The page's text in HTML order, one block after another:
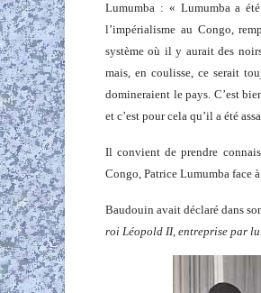
Lumumba : « Lumumba a
l’impérialisme au Congo,
système où il y aurait des
mais, en coulisse, ce serait
domineraient le pays. C’est
et c’est pour cela qu’il a été
Il convient de prendre
Congo, Patrice Lumumba face
Baudouin avait déclaré dans
roi Léopold II, entreprise par